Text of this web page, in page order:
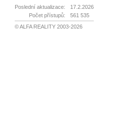
Poslední aktualizace:
17.2.2026
Počet přístupů:
561 535
© ALFA REALITY 2003-2026